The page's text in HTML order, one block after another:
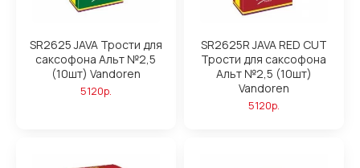
SR2625 JAVA Трости для
саксофона Альт №2,5
(10шт) Vandoren
5120р.
SR2625R JAVA RED CUT
Трости для саксофона
Альт №2,5 (10шт)
Vandoren
5120р.